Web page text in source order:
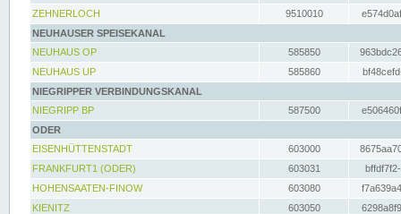
ZEHNERLOCH
9510010
NEUHAUSER SPEISEKANAL
NEUHAUS OP
585850
NEUHAUS UP
585860
NIEGRIPPER VERBINDUNGSKANAL
NIEGRIPP BP
587500
ODER
EISENHÜTTENSTADT
603000
FRANKFURT1 (ODER)
603031
HOHENSAATEN-FINOW
603080
KIENITZ
603050